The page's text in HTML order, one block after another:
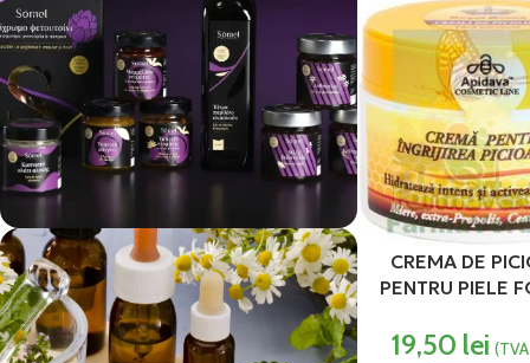
vezi si...
Produse Alimentare
CREMA DE
PENTRU PIELE
19,50 lei